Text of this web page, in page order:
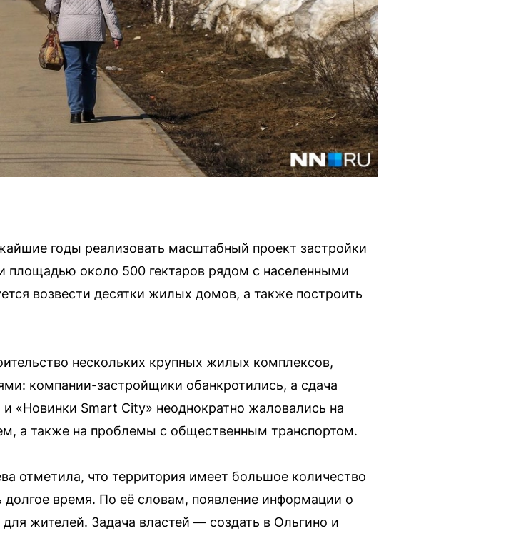
годы реализовать масштабный проект застройки
площадью около 500 гектаров рядом с населенными
возвести десятки жилых домов, а также построить
нескольких крупных жилых комплексов,
компании-застройщики обанкротились, а сдача
«Новинки Smart City» неоднократно жаловались на
а также на проблемы с общественным транспортом.
отметила, что территория имеет большое количество
время. По её словам, появление информации о
жителей. Задача властей — создать в Ольгино и